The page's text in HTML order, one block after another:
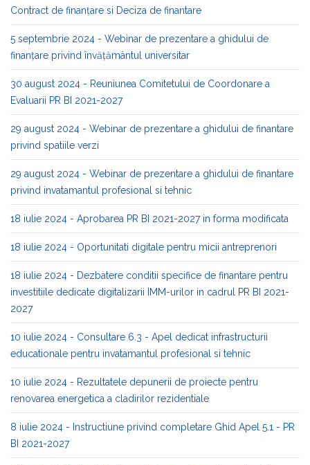
Contract de finanţare si Deciza de finantare
5 septembrie 2024 - Webinar de prezentare a ghidului de
finanțare privind învățământul universitar
30 august 2024 - Reuniunea Comitetului de Coordonare a
Evaluarii PR BI 2021-2027
29 august 2024 - Webinar de prezentare a ghidului de finantare
privind spatiile verzi
29 august 2024 - Webinar de prezentare a ghidului de finantare
privind invatamantul profesional si tehnic
18 iulie 2024 - Aprobarea PR BI 2021-2027 in forma modificata
18 iulie 2024 - Oportunitati digitale pentru micii antreprenori
18 iulie 2024 - Dezbatere conditii specifice de finantare pentru
investitiile dedicate digitalizarii IMM-urilor in cadrul PR BI 2021-
2027
10 iulie 2024 - Consultare 6.3 - Apel dedicat infrastructurii
educationale pentru invatamantul profesional si tehnic
10 iulie 2024 - Rezultatele depunerii de proiecte pentru
renovarea energetica a cladirilor rezidentiale
8 iulie 2024 - Instructiune privind completare Ghid Apel 5.1 - PR
BI 2021-2027